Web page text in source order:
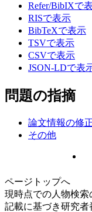
Refer/BibIXで
RISで表示
BibTeXで表示
TSVで表示
CSVで表示
JSON-LDで表
問題の指摘
論文情報の修
その他
ページトップへ
現時点での人物検索
記載に基づき研究